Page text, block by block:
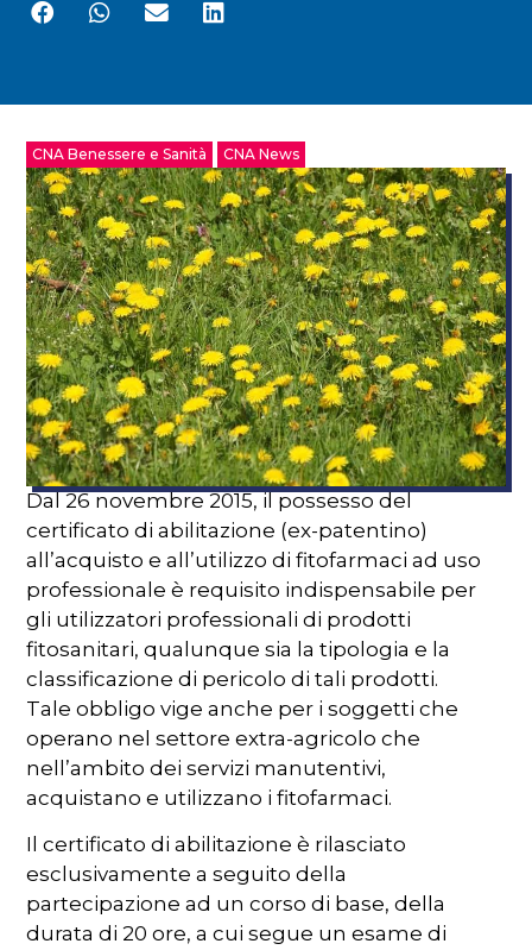
CNA Benessere e Sanità CNA News
Dal 26 novembre 2015, il possesso del
certificato di abilitazione (ex-patentino)
all’acquisto e all’utilizzo di fitofarmaci ad uso
professionale è requisito indispensabile per
gli utilizzatori professionali di prodotti
fitosanitari, qualunque sia la tipologia e la
classificazione di pericolo di tali prodotti.
Tale obbligo vige anche per i soggetti che
operano nel settore extra-agricolo che
nell’ambito dei servizi manutentivi,
acquistano e utilizzano i fitofarmaci.
Il certificato di abilitazione è rilasciato
esclusivamente a seguito della
partecipazione ad un corso di base, della
durata di 20 ore, a cui segue un esame di